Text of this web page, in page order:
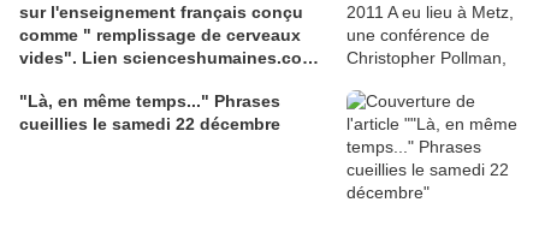
sur l'enseignement français conçu
comme " remplissage de cerveaux
vides". Lien scienceshumaines.com,
Léotard, ''Le dressage des élites...''
"Là, en même temps..." Phrases
cueillies le samedi 22 décembre